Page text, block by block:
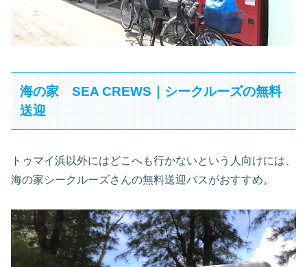
海の家 SEA CREWS｜シークルーズの無料
送迎
トゥマイ浜以外にはどこへも行かないという人向けには、
海の家シークルーズさんの無料送迎バスがおすすめ。